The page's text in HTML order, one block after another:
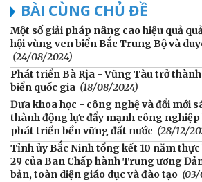
BÀI CÙNG CHỦ ĐỀ
Một số giải pháp nâng cao hiệu quả
hội vùng ven biển Bắc Trung Bộ và
(24/08/2024)
Phát triển Bà Rịa - Vũng Tàu trở
biển quốc gia (18/08/2024)
Đưa khoa học - công nghệ và đổi mới
thành động lực đẩy mạnh công nghiệp
phát triển bền vững đất nước (28/12/
Tỉnh ủy Bắc Ninh tổng kết 10 năm
29 của Ban Chấp hành Trung ương
bản, toàn diện giáo dục và đào tạo (03/